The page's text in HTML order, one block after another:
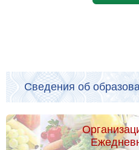
Сведения об